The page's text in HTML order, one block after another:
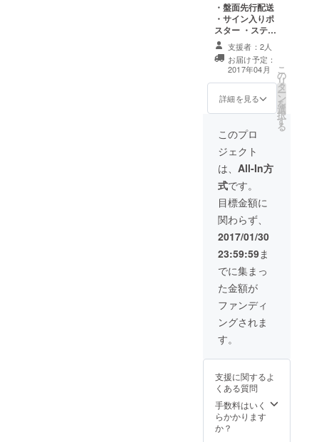
・盤面先行配送
・サイン入りポ
スター ・ステッ
カー4種 ・CDに
名前をクレジッ
トとして記載 ・
クラウドファウ
ンディング限定T
シャツ ・クラウ
カー ・2017年
ブ年間パスポー
ト
支援者：2人
お届け予定：
2017年04月
詳細を見る
こ
の
リ
タ
ー
ン
を
選
択
す
る
このプロ
ジェクト
は、 All-In方
式です。
目標金額に
関わらず、
2017/01/30
23:59:59ま
でに集まっ
た金額が
ファンディ
ングされま
す。
支援に関するよ
くある質問
手数料はいく
らかかります
か？